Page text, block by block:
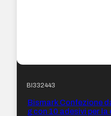
BI332443
Bismark Confezione
g con 10 adesivi per